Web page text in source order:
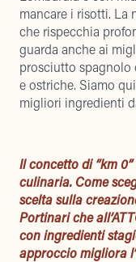
mancare i risotti. La
che rispecchia
guarda anche ai
prosciutto spagnolo
e ostriche. Siamo
migliori ingredienti
Il concetto di “km
culinaria. Come
scelta sulla
Portinari che
con ingredienti
approccio migliora